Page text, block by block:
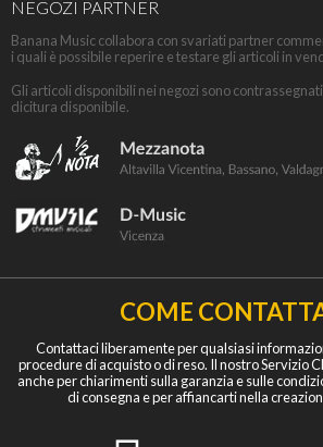
NEGOZI PARTNER
Banana Music collabora con svariati partner
i quali è possibile reperire e testare gli articoli in
Gli articoli disponibili nei negozi sono
dicitura disponibile.
COME
Contattaci liberamente per qualsiasi
procedure di acquisto o di reso. Il nostro Servizio
anche per chiarimenti sulla garanzia e sulle
di consegna e per affiancarti nella